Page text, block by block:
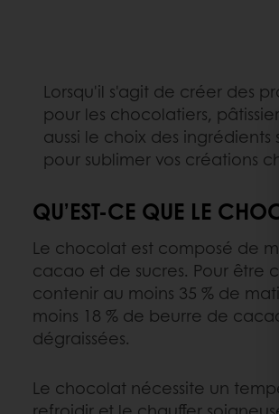
Lorsqu'il s'agit de créer des
pour les chocolatiers,
aussi le choix des
pour sublimer vos créations
QU’EST-CE QUE LE
Le chocolat est composé de
cacao et de sucres. Pour
contenir au moins 35 % de
moins 18 % de beurre de
dégraissées.
Le chocolat nécessite un